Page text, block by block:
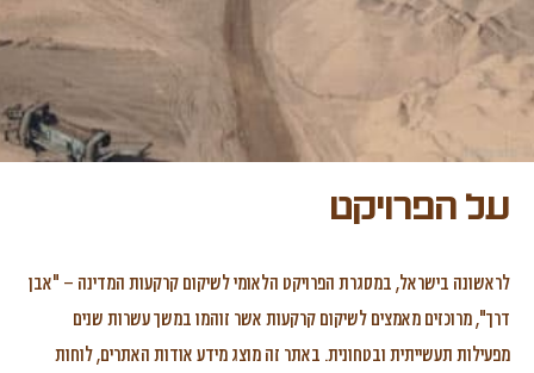
על הפרויקט
לראשונה בישראל, במסגרת הפרויקט הלאומי לשיקום קרקעות המדינה – "אבן
דרך", מרוכזים מאמצים לשיקום קרקעות אשר זוהמו במשך עשרות שנים
מפעילות תעשייתית ובטחונית. באתר זה מוצג מידע אודות האתרים, לוחות